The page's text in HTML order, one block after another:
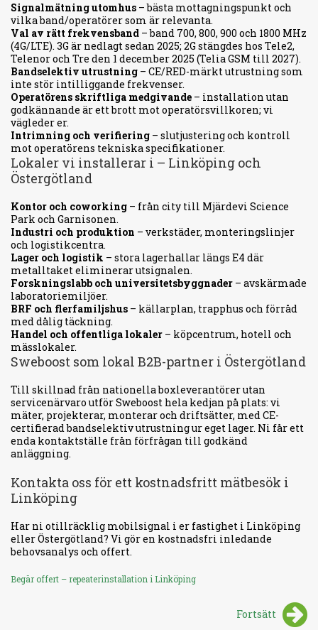
Signalmätning utomhus – bästa mottagningspunkt och
vilka band/operatörer som är relevanta.
Val av rätt frekvensband – band 700, 800, 900 och 1800 MHz
(4G/LTE). 3G är nedlagt sedan 2025; 2G stängdes hos Tele2,
Telenor och Tre den 1 december 2025 (Telia GSM till 2027).
Bandselektiv utrustning – CE/RED-märkt utrustning som
inte stör intilliggande frekvenser.
Operatörens skriftliga medgivande – installation utan
godkännande är ett brott mot operatörsvillkoren; vi
vägleder er.
Intrimning och verifiering – slutjustering och kontroll
mot operatörens tekniska specifikationer.
Lokaler vi installerar i – Linköping och
Östergötland
Kontor och coworking – från city till Mjärdevi Science
Park och Garnisonen.
Industri och produktion – verkstäder, monteringslinjer
och logistikcentra.
Lager och logistik – stora lagerhallar längs E4 där
metalltaket eliminerar utsignalen.
Forskningslabb och universitetsbyggnader – avskärmade
laboratoriemiljöer.
BRF och flerfamiljshus – källarplan, trapphus och förråd
med dålig täckning.
Handel och offentliga lokaler – köpcentrum, hotell och
mässlokaler.
Sweboost som lokal B2B-partner i Östergötland
Till skillnad från nationella boxleverantörer utan
servicenärvaro utför Sweboost hela kedjan på plats: vi
mäter, projekterar, monterar och driftsätter, med CE-
certifierad bandselektiv utrustning ur eget lager. Ni får ett
enda kontaktställe från förfrågan till godkänd
anläggning.
Kontakta oss för ett kostnadsfritt mätbesök i
Linköping
Har ni otillräcklig mobilsignal i er fastighet i Linköping
eller Östergötland? Vi gör en kostnadsfri inledande
behovsanalys och offert.
Begär offert – repeaterinstallation i Linköping
Fortsätt